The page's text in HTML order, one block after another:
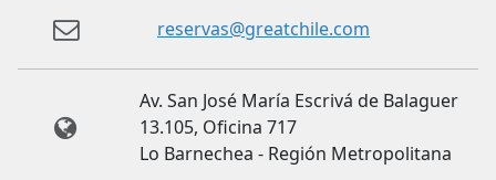
reservas@greatchile.com
Av. San José María Escrivá de Balaguer
13.105, Oficina 717
Lo Barnechea - Región Metropolitana